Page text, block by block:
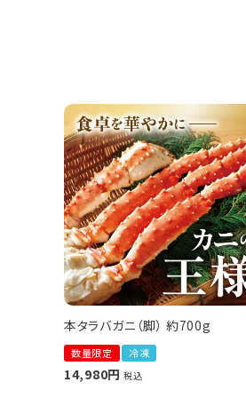
ポイントについて
よくあるご質問
お問い合わせ
本タラバガニ（脚） 約700g
数量限定 冷凍
14,980 税込